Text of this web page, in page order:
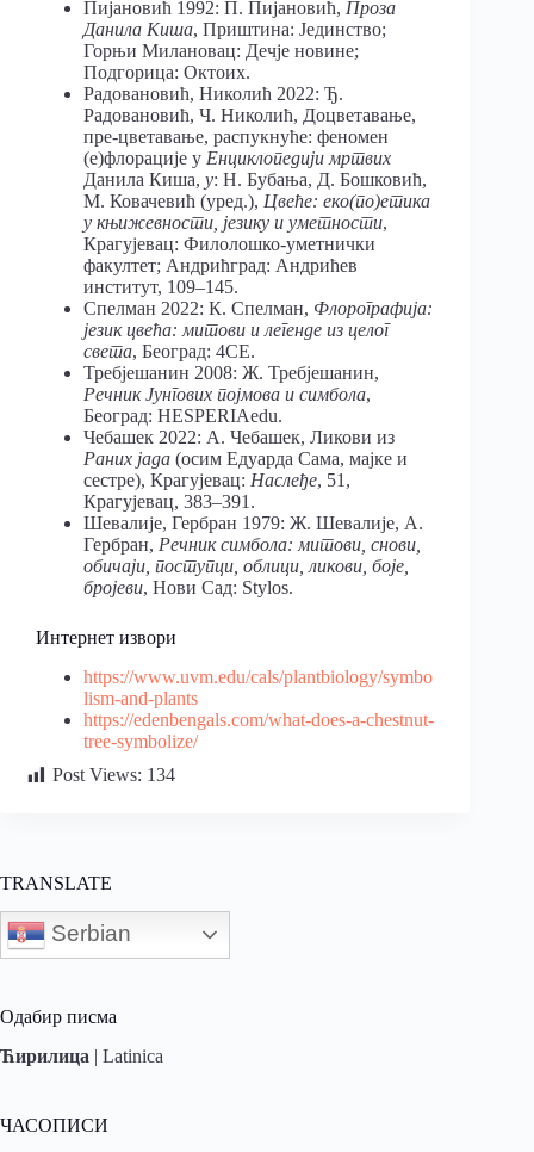
Пијановић 1992: П. Пијановић, Проза
Данила Киша, Приштина: Јединство;
Горњи Милановац: Дечје новине;
Подгорица: Октоих.
Радовановић, Николић 2022: Ђ.
Радовановић, Ч. Николић, Доцветавање,
пре-цветавање, распукнуће: феномен
(е)флорације у Енциклопедији мртвих
Данила Киша, у: Н. Бубања, Д. Бошковић,
М. Ковачевић (уред.), Цвеће: еко(по)етика
у књижевности, језику и уметности,
Крагујевац: Филолошко-уметнички
факултет; Андрићград: Андрићев
институт, 109–145.
Спелман 2022: К. Спелман, Флорографија:
језик цвећа: митови и легенде из целог
света, Београд: 4СЕ.
Требјешанин 2008: Ж. Требјешанин,
Речник Јунгових појмова и симбола,
Београд: HESPERIAedu.
Чебашек 2022: А. Чебашек, Ликови из
Раних јада (осим Едуарда Сама, мајке и
сестре), Крагујевац: Наслеђе, 51,
Крагујевац, 383–391.
Шевалије, Гербран 1979: Ж. Шевалије, А.
Гербран, Речник симбола: митови, снови,
обичаји, поступци, облици, ликови, боје,
бројеви, Нови Сад: Stylos.
Интернет извори
https://www.uvm.edu/cals/plantbiology/symbo
lism-and-plants
https://edenbengals.com/what-does-a-chestnut-
tree-symbolize/
Post Views: 134
TRANSLATE
Serbian
Одабир писма
Ћирилица | Latinica
ЧАСОПИСИ